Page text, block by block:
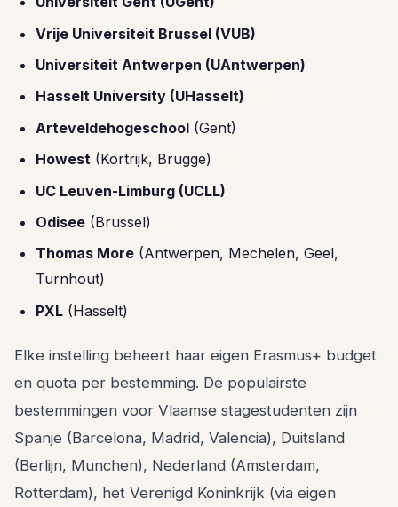
Vrije Universiteit Brussel (VUB)
Universiteit Antwerpen (UAntwerpen)
Hasselt University (UHasselt)
Arteveldehogeschool (Gent)
Howest (Kortrijk, Brugge)
UC Leuven-Limburg (UCLL)
Odisee (Brussel)
Thomas More (Antwerpen, Mechelen, Geel,
Turnhout)
PXL (Hasselt)
Elke instelling beheert haar eigen Erasmus+ budget
en quota per bestemming. De populairste
bestemmingen voor Vlaamse stagestudenten zijn
Spanje (Barcelona, Madrid, Valencia), Duitsland
(Berlijn, Munchen), Nederland (Amsterdam,
Rotterdam), het Verenigd Koninkrijk (via eigen